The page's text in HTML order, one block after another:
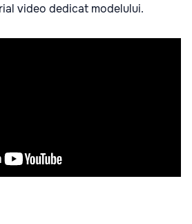
video dedicat modelului.